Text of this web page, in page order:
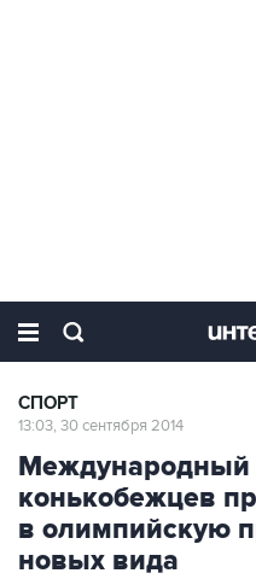
СПОРТ
13:03, 30 сентября 2014
Международный
конькобежцев
в олимпийскую
новых вида